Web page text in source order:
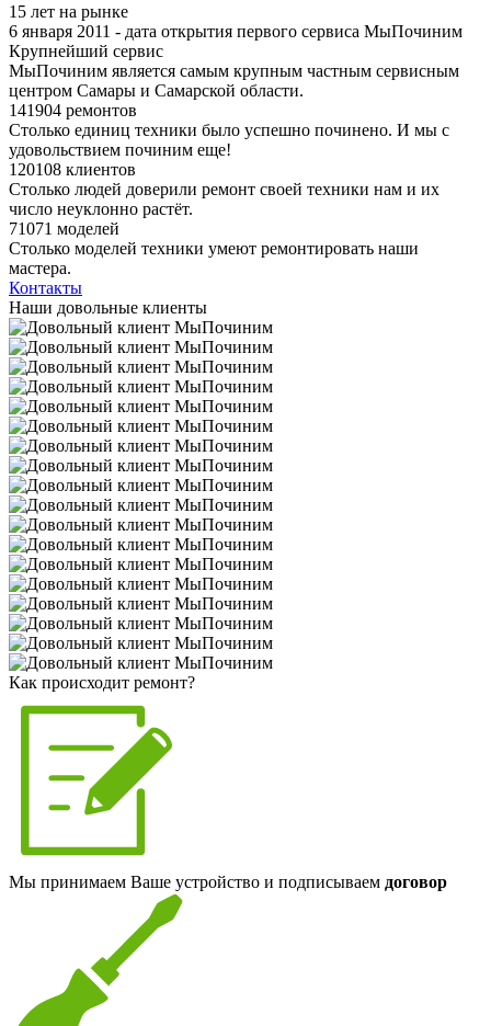
15 лет на рынке
6 января 2011 - дата открытия первого сервиса МыПочиним
Крупнейший сервис
МыПочиним является самым крупным частным сервисным
центром Самары и Самарской области.
141904 ремонтов
Столько единиц техники было успешно починено. И мы с
удовольствием починим еще!
120108 клиентов
Столько людей доверили ремонт своей техники нам и их
число неуклонно растёт.
71071 моделей
Столько моделей техники умеют ремонтировать наши
мастера.
Контакты
Наши довольные клиенты
Как происходит ремонт?
Мы принимаем Ваше устройство и подписываем договор